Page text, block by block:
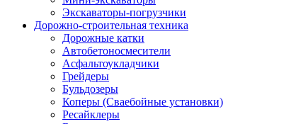
Экскаваторы-погрузчики
Дорожно-строительная техника
Дорожные катки
Автобетоносмесители
Асфальтоукладчики
Грейдеры
Бульдозеры
Коперы (Сваебойные установки)
Ресайклеры